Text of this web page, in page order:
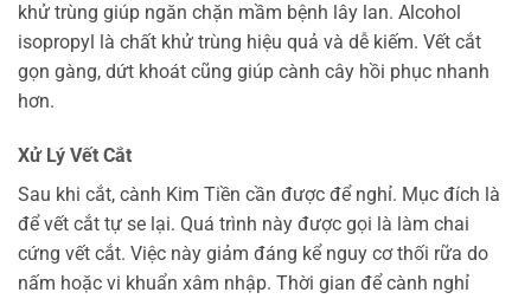
khử trùng giúp ngăn chặn mầm bệnh lây lan. Alcohol
isopropyl là chất khử trùng hiệu quả và dễ kiếm. Vết cắt
gọn gàng, dứt khoát cũng giúp cành cây hồi phục nhanh
hơn.
Xử Lý Vết Cắt
Sau khi cắt, cành Kim Tiền cần được để nghỉ. Mục đích là
để vết cắt tự se lại. Quá trình này được gọi là làm chai
cứng vết cắt. Việc này giảm đáng kể nguy cơ thối rữa do
nấm hoặc vi khuẩn xâm nhập. Thời gian để cành nghỉ